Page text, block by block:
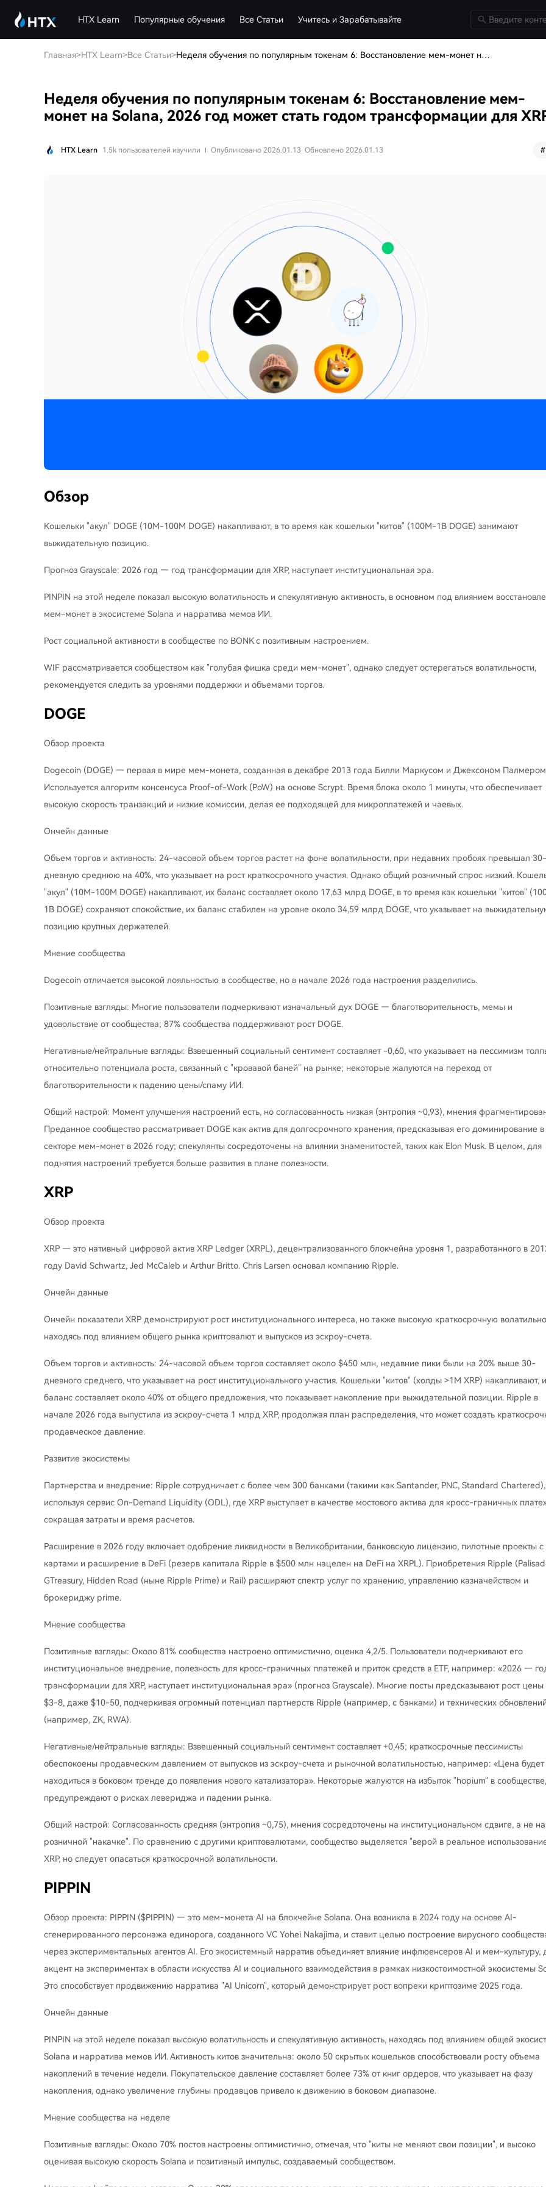
HTX Learn Популярные обучения Все Статьи Учитесь и Зарабатывайте
Главная>HTX Learn>Все Статьи> Неделя обучения по популярным токенам 6: Восстановление мем-монет на Solana, 2026 год может стать годом трансформации для XRP
Неделя обучения по популярным токенам 6: Восстановление мем-
монет на Solana, 2026 год может стать годом трансформации для
HTX Learn 1.5k пользователей изучили Опубликовано 2026.01.13 Обновлено 2026.01.13 #
Обзор
Кошельки "акул" DOGE (10M-100M DOGE) накапливают, в то время как кошельки "китов" (100M-1B DOGE) занимают
выжидательную позицию.
Прогноз Grayscale: 2026 год — год трансформации для XRP, наступает институциональная эра.
PINPIN на этой неделе показал высокую волатильность и спекулятивную активность, в основном под влиянием
мем-монет в экосистеме Solana и нарратива мемов ИИ.
Рост социальной активности в сообществе по BONK с позитивным настроением.
WIF рассматривается сообществом как "голубая фишка среди мем-монет", однако следует остерегаться волатильности,
рекомендуется следить за уровнями поддержки и объемами торгов.
DOGE
Обзор проекта
Dogecoin (DOGE) — первая в мире мем-монета, созданная в декабре 2013 года Билли Маркусом и Джексоном
Используется алгоритм консенсуса Proof-of-Work (PoW) на основе Scrypt. Время блока около 1 минуты, что обеспечивает
высокую скорость транзакций и низкие комиссии, делая ее подходящей для микроплатежей и чаевых.
Ончейн данные
Объем торгов и активность: 24-часовой объем торгов растет на фоне волатильности, при недавних пробоях превышал 30-
дневную среднюю на 40%, что указывает на рост краткосрочного участия. Однако общий розничный спрос низкий.
"акул" (10M-100M DOGE) накапливают, их баланс составляет около 17,63 млрд DOGE, в то время как кошельки "китов"
1B DOGE) сохраняют спокойствие, их баланс стабилен на уровне около 34,59 млрд DOGE, что указывает на
позицию крупных держателей.
Мнение сообщества
Dogecoin отличается высокой лояльностью в сообществе, но в начале 2026 года настроения разделились.
Позитивные взгляды: Многие пользователи подчеркивают изначальный дух DOGE — благотворительность, мемы и
удовольствие от сообщества; 87% сообщества поддерживают рост DOGE.
Негативные/нейтральные взгляды: Взвешенный социальный сентимент составляет -0,60, что указывает на пессимизм
относительно потенциала роста, связанный с "кровавой баней" на рынке; некоторые жалуются на переход от
благотворительности к падению цены/спаму ИИ.
Общий настрой: Момент улучшения настроений есть, но согласованность низкая (энтропия ~0,93), мнения
Преданное сообщество рассматривает DOGE как актив для долгосрочного хранения, предсказывая его доминирование в
секторе мем-монет в 2026 году; спекулянты сосредоточены на влиянии знаменитостей, таких как Elon Musk. В целом, для
поднятия настроений требуется больше развития в плане полезности.
XRP
Обзор проекта
XRP — это нативный цифровой актив XRP Ledger (XRPL), децентрализованного блокчейна уровня 1, разработанного в
году David Schwartz, Jed McCaleb и Arthur Britto. Chris Larsen основал компанию Ripple.
Ончейн данные
Ончейн показатели XRP демонстрируют рост институционального интереса, но также высокую краткосрочную
находясь под влиянием общего рынка криптовалют и выпусков из эскроу-счета.
Объем торгов и активность: 24-часовой объем торгов составляет около $450 млн, недавние пики были на 20% выше 30-
дневного среднего, что указывает на рост институционального участия. Кошельки "китов" (холды >1M XRP) накапливают,
баланс составляет около 40% от общего предложения, что показывает накопление при выжидательной позиции. Ripple в
начале 2026 года выпустила из эскроу-счета 1 млрд XRP, продолжая план распределения, что может создать
продавческое давление.
Развитие экосистемы
Партнерства и внедрение: Ripple сотрудничает с более чем 300 банками (такими как Santander, PNC, Standard Chartered),
используя сервис On-Demand Liquidity (ODL), где XRP выступает в качестве мостового актива для кросс-граничных
сокращая затраты и время расчетов.
Расширение в 2026 году включает одобрение ликвидности в Великобритании, банковскую лицензию, пилотные проекты с
картами и расширение в DeFi (резерв капитала Ripple в $500 млн нацелен на DeFi на XRPL). Приобретения Ripple
GTreasury, Hidden Road (ныне Ripple Prime) и Rail) расширяют спектр услуг по хранению, управлению казначейством и
брокериджу prime.
Мнение сообщества
Позитивные взгляды: Около 81% сообщества настроено оптимистично, оценка 4,2/5. Пользователи подчеркивают его
институциональное внедрение, полезность для кросс-граничных платежей и приток средств в ETF, например: «2026 —
трансформации для XRP, наступает институциональная эра» (прогноз Grayscale). Многие посты предсказывают рост
$3-8, даже $10-50, подчеркивая огромный потенциал партнерств Ripple (например, с банками) и технических
(например, ZK, RWA).
Негативные/нейтральные взгляды: Взвешенный социальный сентимент составляет +0,45; краткосрочные пессимисты
обеспокоены продавческим давлением от выпусков из эскроу-счета и рыночной волатильностью, например: «Цена будет
находиться в боковом тренде до появления нового катализатора». Некоторые жалуются на избыток "hopium" в сообществе,
предупреждают о рисках левериджа и падении рынка.
Общий настрой: Согласованность средняя (энтропия ~0,75), мнения сосредоточены на институциональном сдвиге, а не на
розничной "накачке". По сравнению с другими криптовалютами, сообщество выделяется "верой в реальное
XRP, но следует опасаться краткосрочной волатильности.
PIPPIN
Обзор проекта: PIPPIN ($PIPPIN) — это мем-монета AI на блокчейне Solana. Она возникла в 2024 году на основе AI-
сгенерированного персонажа единорога, созданного VC Yohei Nakajima, и ставит целью построение вирусного
через экспериментальных агентов AI. Его экосистемный нарратив объединяет влияние инфлюенсеров AI и мем-культуру,
акцент на экспериментах в области искусства AI и социального взаимодействия в рамках низкостоимостной экосистемы
Это способствует продвижению нарратива "AI Unicorn", который демонстрирует рост вопреки криптозиме 2025 года.
Ончейн данные
PINPIN на этой неделе показал высокую волатильность и спекулятивную активность, находясь под влиянием общей
Solana и нарратива мемов ИИ. Активность китов значительна: около 50 скрытых кошельков способствовали росту объема
накоплений в течение недели. Покупательское давление составляет более 73% от книг ордеров, что указывает на фазу
накопления, однако увеличение глубины продавцов привело к движению в боковом диапазоне.
Мнение сообщества на неделе
Позитивные взгляды: Около 70% постов настроены оптимистично, отмечая, что "киты не меняют свои позиции", и высоко
оценивая высокую скорость Solana и позитивный импульс, создаваемый сообществом.